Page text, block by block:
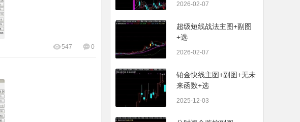
0
547
2026-02-07
超级短线战法主图+副图
+选
2026-02-07
铂金快线主图+副图+无未
来函数+选
2025-12-03